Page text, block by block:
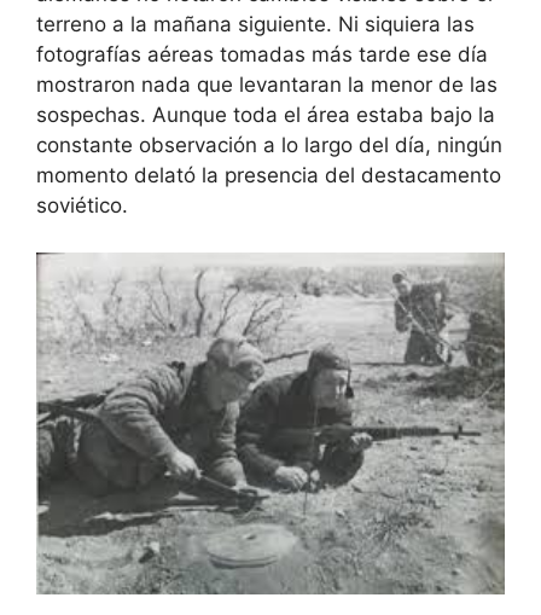
terreno a la mañana siguiente. Ni siquiera las
fotografías aéreas tomadas más tarde ese día
mostraron nada que levantaran la menor de las
sospechas. Aunque toda el área estaba bajo la
constante observación a lo largo del día, ningún
momento delató la presencia del destacamento
soviético.